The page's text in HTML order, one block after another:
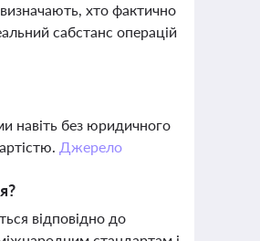
хто фактично
сабстанс операцій
навіть без юридичного
Джерело
відповідно до